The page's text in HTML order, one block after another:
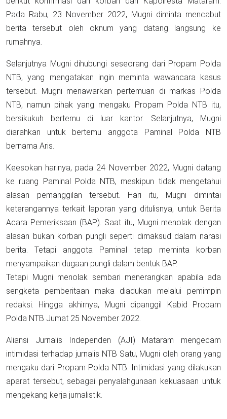
Pada Rabu, 23 November 2022, Mugni diminta mencabut
berita tersebut oleh oknum yang datang langsung ke
rumahnya.
Selanjutnya Mugni dihubungi seseorang dari Propam Polda
NTB, yang mengatakan ingin meminta wawancara kasus
tersebut. Mugni menawarkan pertemuan di markas Polda
NTB, namun pihak yang mengaku Propam Polda NTB itu,
bersikukuh bertemu di luar kantor. Selanjutnya, Mugni
diarahkan untuk bertemu anggota Paminal Polda NTB
bernama Aris.
Keesokan harinya, pada 24 November 2022, Mugni datang
ke ruang Paminal Polda NTB, meskipun tidak mengetahui
alasan pemanggilan tersebut. Hari itu, Mugni dimintai
keterangannya terkait laporan yang ditulisnya, untuk Berita
Acara Pemeriksaan (BAP). Saat itu, Mugni menolak dengan
alasan bukan korban pungli seperti dimaksud dalam narasi
berita. Tetapi anggota Paminal tetap meminta korban
menyampaikan dugaan pungli dalam bentuk BAP.
Tetapi Mugni menolak sembari menerangkan apabila ada
sengketa pemberitaan maka diadukan melalui pemimpin
redaksi. Hingga akhirnya, Mugni dipanggil Kabid Propam
Polda NTB Jumat 25 November 2022.
Aliansi Jurnalis Independen (AJI) Mataram mengecam
intimidasi terhadap jurnalis NTB Satu, Mugni oleh orang yang
mengaku dari Propam Polda NTB. Intimidasi yang dilakukan
aparat tersebut, sebagai penyalahgunaan kekuasaan untuk
mengekang kerja jurnalistik.